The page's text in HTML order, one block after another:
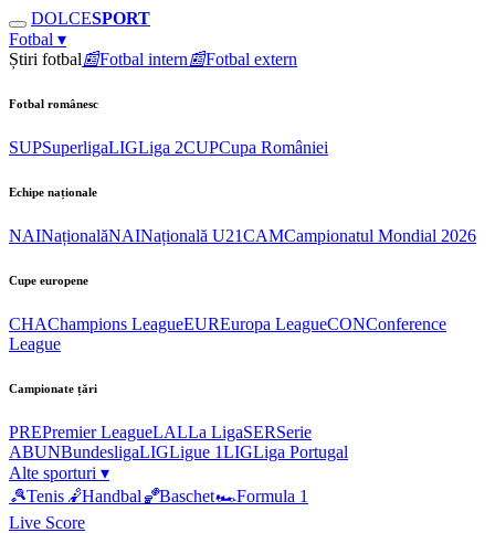
DOLCESPORT
Fotbal ▾
Știri fotbal📰Fotbal intern📰Fotbal extern
Fotbal românesc
SUPSuperligaLIGLiga 2CUPCupa României
Echipe naționale
NAINaționalăNAINațională U21CAMCampionatul Mondial 2026
Cupe europene
CHAChampions LeagueEUREuropa LeagueCONConference
League
Campionate țări
PREPremier LeagueLALLa LigaSERSerie
ABUNBundesligaLIGLigue 1LIGLiga Portugal
Alte sporturi ▾
🎾Tenis 🤾Handbal🏀Baschet🏎Formula 1
Live Score